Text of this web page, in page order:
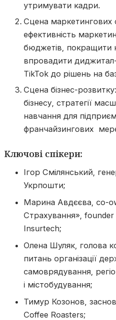
утримувати кадри.
Сцена маркетингових
ефективність
бюджетів, покращити
впровадити
TikTok до рішень на
Сцена бізнес-
бізнесу, стратегії
навчання для
франчайзингових
Ключові спікери:
Ігор Смілянський,
Укрпошти;
Марина Авдєєва, co-
Страхування», founder
Insurtech;
Олена Шуляк, голова
питань організації
самоврядування,
і містобудування;
Тимур Козонов,
Coffee Roasters;